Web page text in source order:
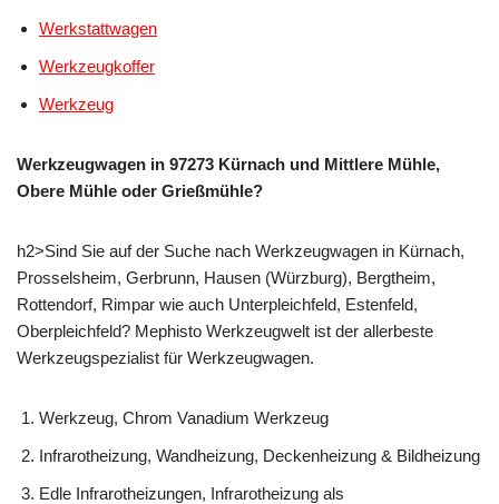
Werkstattwagen
Werkzeugkoffer
Werkzeug
Werkzeugwagen in 97273 Kürnach und Mittlere Mühle,
Obere Mühle oder Grießmühle?
h2>Sind Sie auf der Suche nach Werkzeugwagen in Kürnach,
Prosselsheim, Gerbrunn, Hausen (Würzburg), Bergtheim,
Rottendorf, Rimpar wie auch Unterpleichfeld, Estenfeld,
Oberpleichfeld? Mephisto Werkzeugwelt ist der allerbeste
Werkzeugspezialist für Werkzeugwagen.
Werkzeug, Chrom Vanadium Werkzeug
Infrarotheizung, Wandheizung, Deckenheizung & Bildheizung
Edle Infrarotheizungen, Infrarotheizung als